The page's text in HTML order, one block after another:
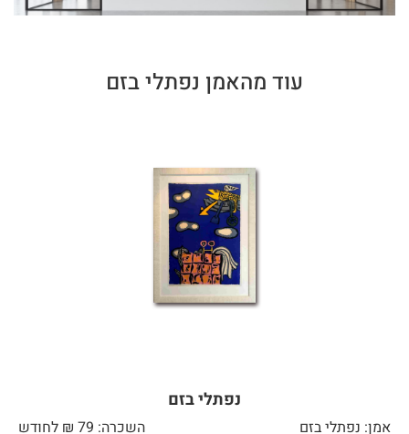
עוד מהאמן נפתלי בזם
נפתלי בזם
אמן: נפתלי בזם
השכרה: 79 ₪ לחודש